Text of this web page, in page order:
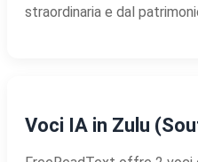
straordinaria e dal
Voci IA in Zulu